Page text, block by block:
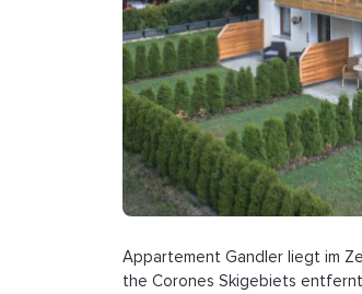
Appartement Gandler liegt im
the Corones Skigebiets